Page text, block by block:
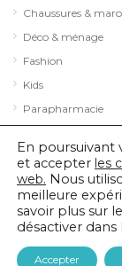
Chaussures &
Déco & ménage
Fashion
Kids
Parapharmacie
Sport & loisirs
Technologie &
© 2026 City
En poursuivant
et accepter les
web. Nous
meilleure
savoir plus sur
désactiver dans
Accepter